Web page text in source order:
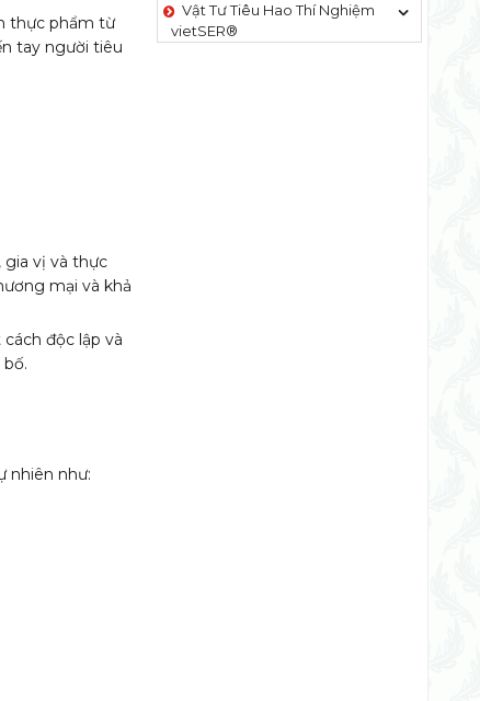
thực phẩm từ
tay người tiêu
gia vị và thực
mại và khả
độc lập và
nhiên như:
Vật Tư Tiêu Hao Thí Nghiệm
vietSER®